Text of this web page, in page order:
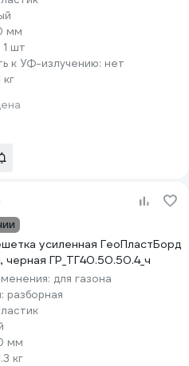
мм
1 шт
к УФ-излучению: нет
кг
усиленная ГеоПластБорд
ГР_ТГ40.50.50.4_ч
для газона
разборная
мм
кг